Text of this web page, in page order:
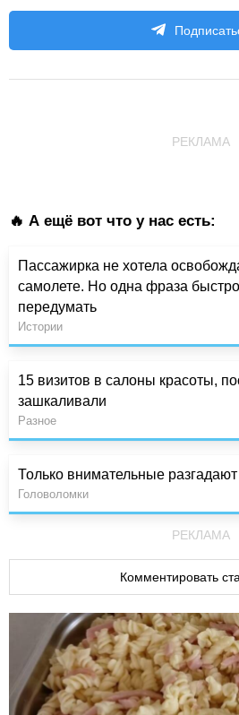
РЕКЛАМА
🔥 А ещё вот что у нас есть:
Пассажирка не хотела
самолете. Но одна фраза
передумать
Истории
15 визитов в салоны красоты,
зашкаливали
Разное
Только внимательные разгадают
Головоломки
РЕКЛАМА
Комментировать